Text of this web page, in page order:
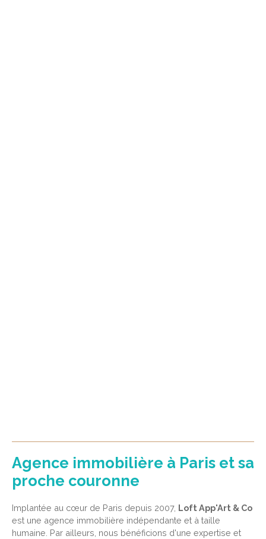
Agence immobilière à Paris et sa
proche couronne
Implantée au cœur de Paris depuis 2007, Loft App'Art & Co
est une agence immobilière indépendante et à taille
humaine. Par ailleurs, nous bénéficions d'une expertise et